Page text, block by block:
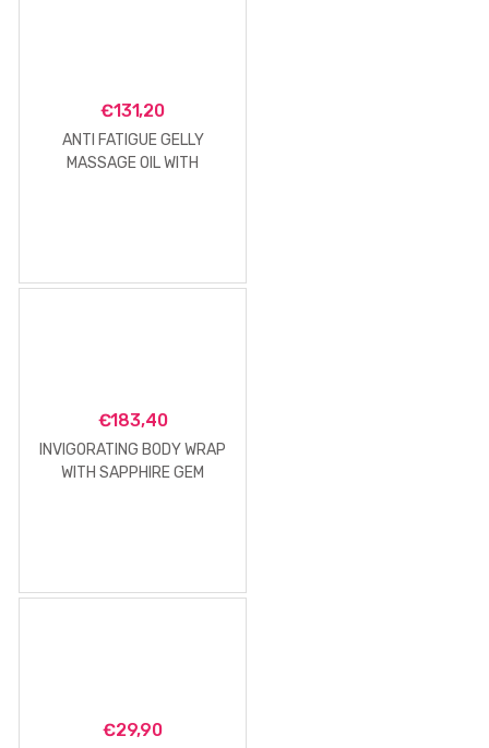
€131,20
ANTI FATIGUE GELLY
MASSAGE OIL WITH
€183,40
INVIGORATING BODY WRAP
WITH SAPPHIRE GEM
€29,90